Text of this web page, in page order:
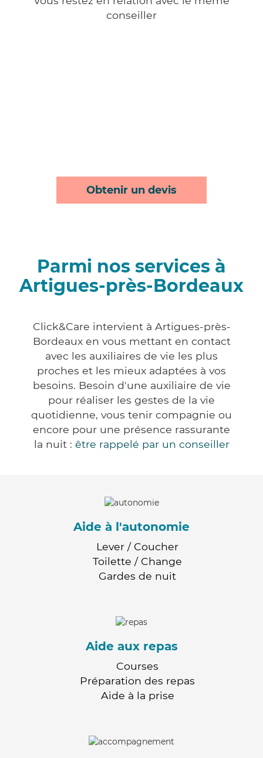
conseiller
Obtenir un devis
Parmi nos services à
Artigues-près-Bordeaux
Click&Care intervient à Artigues-près-
Bordeaux en vous mettant en contact
avec les auxiliaires de vie les plus
proches et les mieux adaptées à vos
besoins. Besoin d'une auxiliaire de vie
pour réaliser les gestes de la vie
quotidienne, vous tenir compagnie ou
encore pour une présence rassurante
la nuit : être rappelé par un conseiller
Aide à l'autonomie
Lever / Coucher
Toilette / Change
Gardes de nuit
Aide aux repas
Courses
Préparation des repas
Aide à la prise